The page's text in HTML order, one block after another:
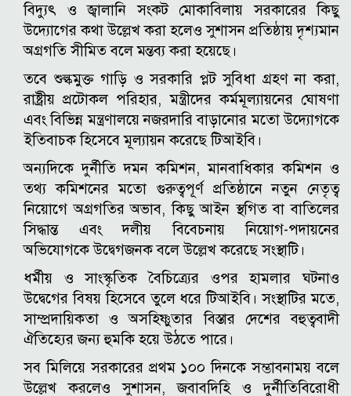
বিদ্যুৎ ও জ্বালানি সংকট মোকাবিলায় সরকারের কিছু
উদ্যোগের কথা উল্লেখ করা হলেও সুশাসন প্রতিষ্ঠায় দৃশ্যমান
অগ্রগতি সীমিত বলে মন্তব্য করা হয়েছে।
তবে শুল্কমুক্ত গাড়ি ও সরকারি প্লট সুবিধা গ্রহণ না করা,
রাষ্ট্রীয় প্রটোকল পরিহার, মন্ত্রীদের কর্মমূল্যায়নের ঘোষণা
এবং বিভিন্ন মন্ত্রণালয়ে নজরদারি বাড়ানোর মতো উদ্যোগকে
ইতিবাচক হিসেবে মূল্যায়ন করেছে টিআইবি।
অন্যদিকে দুর্নীতি দমন কমিশন, মানবাধিকার কমিশন ও
তথ্য কমিশনের মতো গুরুত্বপূর্ণ প্রতিষ্ঠানে নতুন নেতৃত্ব
নিয়োগে অগ্রগতির অভাব, কিছু আইন স্থগিত বা বাতিলের
সিদ্ধান্ত এবং দলীয় বিবেচনায় নিয়োগ-পদায়নের
অভিযোগকে উদ্বেগজনক বলে উল্লেখ করেছে সংস্থাটি।
ধর্মীয় ও সাংস্কৃতিক বৈচিত্র্যের ওপর হামলার ঘটনাও
উদ্বেগের বিষয় হিসেবে তুলে ধরে টিআইবি। সংস্থাটির মতে,
সাম্প্রদায়িকতা ও অসহিষ্ণুতার বিস্তার দেশের বহুত্ববাদী
ঐতিহ্যের জন্য হুমকি হয়ে উঠতে পারে।
সব মিলিয়ে সরকারের প্রথম ১০০ দিনকে সম্ভাবনাময় বলে
উল্লেখ করলেও সুশাসন, জবাবদিহি ও দুর্নীতিবিরোধী